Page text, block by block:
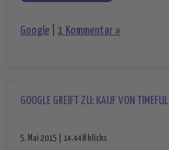
Google 1 Kommentar »
GOOGLE GREIFT ZU: KAUF VON TIMEFUL
5. Mai 2015 | 14.448 klicks